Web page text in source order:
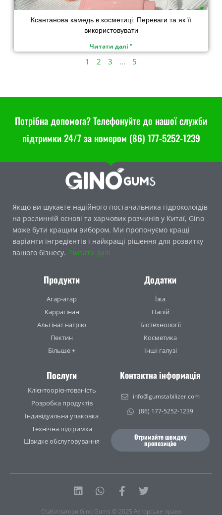
Ксантанова камедь в косметиці: Переваги та як її
використовувати
Читати далі "
1 2 3 ... 5
Потрібна допомога? Телефонуйте до нашої служби
підтримки 24/7 за номером (86) 177-5252-1239
Якщо ви шукаєте надійного постачальника гідроколоїдів
на рослинній основі та харчових розчинів у Китаї, Gino
може бути кращим вибором. Ми пропонуємо кращі
варіанти інгредієнтів і найкращі рішення для розвитку
вашого бізнесу. Читати далі
Продукти
Агар-агар
Каррагінан
Альгінат натрію
Пектин
Більше +
Додатки
Їжа
Напій
Біотехнології
Косметика
Інші галузі
Послуги
Клієнтоорієнтованість
Розробка продуктів
Індивідуальна упаковка
Технічна підтримка
Швидке обслуговування
Контактна інформація
info@gumstabilizer.com
(86) 177-5252-1239
Отримайте швидку
пропозицію
LinkedinWhatsapp
Facebook-
Twitter
Стабілізатори Gino Gums © 2025 Авторське право